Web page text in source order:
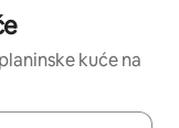
kuće na